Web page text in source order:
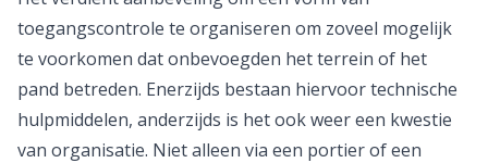
toegangscontrole te organiseren om zoveel mogelijk
te voorkomen dat onbevoegden het terrein of het
pand betreden. Enerzijds bestaan hiervoor technische
hulpmiddelen, anderzijds is het ook weer een kwestie
van organisatie. Niet alleen via een portier of een